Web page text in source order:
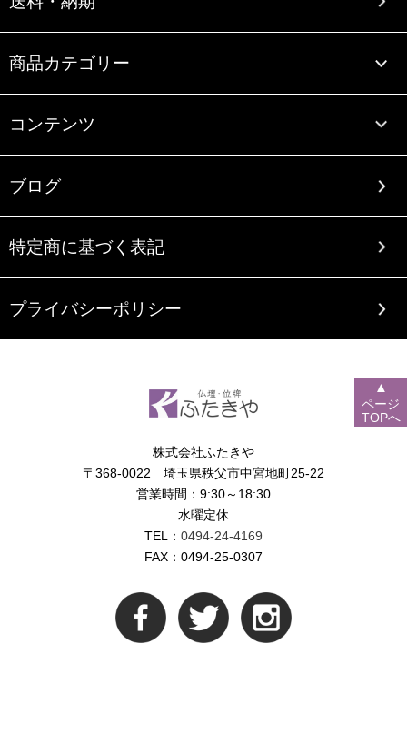
商品カテゴリー
コンテンツ
ブログ
特定商に基づく表記
プライバシーポリシー
株式会社ふたきや
〒368-0022 埼玉県秩父市中宮地町25-22
営業時間：9:30～18:30
水曜定休
TEL： 0494-24-4169
FAX：0494-25-0307
▲
ページ
TOPへ